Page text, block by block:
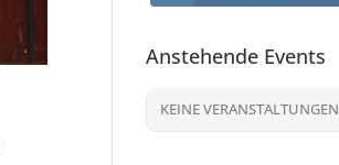
Anstehende Events
KEINE VERANSTALTUNGEN